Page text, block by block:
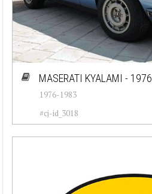
MASERATI KYALAMI - 1976
1976-1983
#cj-id_3018